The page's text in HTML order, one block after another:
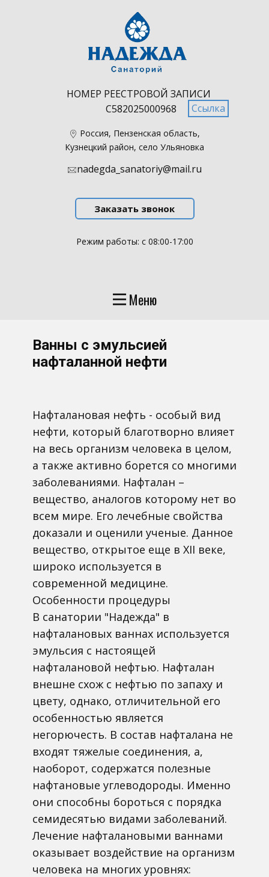
НОМЕР РЕЕСТРОВОЙ ЗАПИСИ
С582025000968
Ссылка
​Россия, Пензенская область,
Кузнецкий район, село Ульяновка
nadegda_sanatoriy@mail.ru
Заказать звонок
Режим работы: с 08:00-17:00
Меню
Ванны с эмульсией
нафталанной нефти
Нафталановая нефть - особый вид
нефти, который благотворно влияет
на весь организм человека в целом,
а также активно борется со многими
заболеваниями. Нафталан –
вещество, аналогов которому нет во
всем мире. Его лечебные свойства
доказали и оценили ученые. Данное
вещество, открытое еще в XII веке,
широко используется в
современной медицине.
Особенности процедуры
В санатории "Надежда" в
нафталановых ваннах используется
эмульсия с настоящей
нафталановой нефтью. Нафталан
внешне схож с нефтью по запаху и
цвету, однако, отличительной его
особенностью является
негорючесть. В состав нафталана не
входят тяжелые соединения, а,
наоборот, содержатся полезные
нафтановые углеводороды. Именно
они способны бороться с порядка
семидесятью видами заболеваний.
Лечение нафталановыми ваннами
оказывает воздействие на организм
человека на многих уровнях: